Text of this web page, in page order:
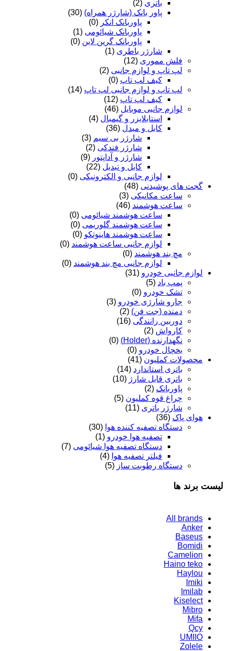
باتری (2)
پاور بانک (شارژر همراه) (30)
پاوربانک انکر (0)
پاوربانک شیائومی (1)
پاوربانک گرین لاین (0)
شارژر باطری (1)
فلش مموری (12)
لپ تاپ و لوازم جانبی (2)
کیف لپ تاپ (0)
لپ تاپ و لوازم جانبی لپ تاپ (14)
کیف لپ تاپ (12)
لوازم جانبی موبایل (46)
استابلایزر و گیمبال (4)
کابل و مبدل (36)
شارژر بی سیم (3)
شارژر فندکی (2)
شارژر و آداپتور (9)
کابل و تبدیل (22)
لوازم جانبی و الکترونیکی (0)
گجت های پوشیدنی (48)
ساعت مکانیکی (3)
ساعت هوشمند (46)
ساعت هوشمند شیائومی (0)
ساعت هوشمند گلوریمی (0)
ساعت هوشمند هاینوتکو (0)
لوازم جانبی ساعت هوشمند (0)
مچ بند هوشمند (0)
لوازم جانبی مچ بند هوشمند (0)
لوازم جانبی خودرو (31)
پمپ باد (5)
تشک خودرو (0)
جارو شارژی خودرو (3)
دمنده (جت فن) (2)
دوربین رانندگی (16)
کارواش (2)
نگهدارنده (Holder)
(0)
یخچال خودرو (0)
محصولات کملیون (41)
باتری استاندارد (14)
باتری قابل شارژ (10)
پاوربانک (2)
چراغ قوه کملیون (5)
شارژر باتری (11)
هوای پاک (36)
دستگاه تصفیه کننده هوا (30)
تصفیه هوا خودرو (1)
دستگاه تصفیه هوا شیائومی (7)
فیلتر تصفیه هوا (4)
دستگاه رطوبت ساز (5)
لیست برند ها
All brands
Anker
Baseus
Bomidi
Camelion
Haino teko
Haylou
Imiki
Imilab
Kiselect
Mibro
Mifa
Qcy
UMIIO
Zolele